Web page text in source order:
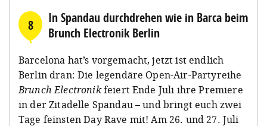
8
In Spandau durchdrehen wie in Barca beim
Brunch Electronik Berlin
Barcelona hat’s vorgemacht, jetzt ist endlich
Berlin dran: Die legendäre Open-Air-Partyreihe
Brunch Electronikfeiert Ende Juli ihre Premiere
in der Zitadelle Spandau – und bringt euch zwei
Tage feinsten Day Rave mit! Am 26. und 27. Juli